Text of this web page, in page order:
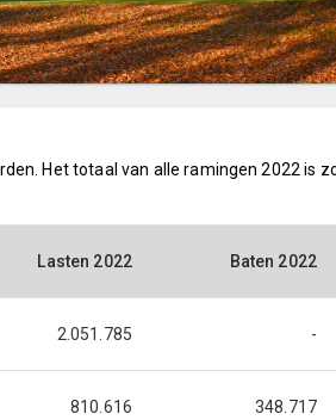
Het totaal van alle ramingen 2022 is
Lasten 2022 Baten 2022
2.051.785 -
810.616 348.717